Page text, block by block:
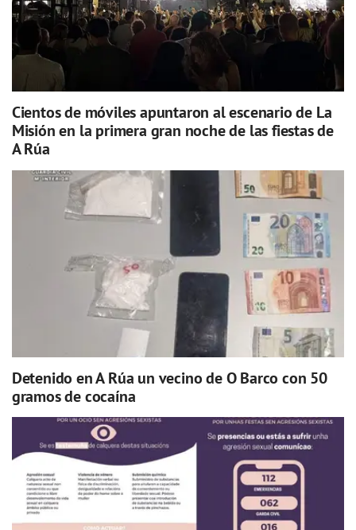
Cientos de móviles apuntaron al escenario de La
Misión en la primera gran noche de las fiestas de
A Rúa
Detenido en A Rúa un vecino de O Barco con 50
gramos de cocaína